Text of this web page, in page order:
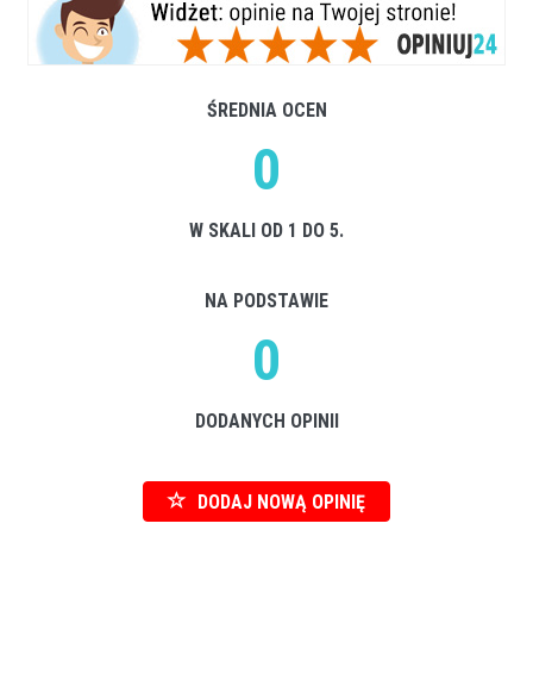
ŚREDNIA OCEN
0
W SKALI OD 1 DO 5.
NA PODSTAWIE
0
DODANYCH OPINII
DODAJ NOWĄ OPINIĘ